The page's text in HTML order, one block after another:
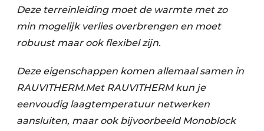
Deze terreinleiding moet de warmte met zo
min mogelijk verlies overbrengen en moet
robuust maar ook flexibel zijn.
Deze eigenschappen komen allemaal samen in
RAUVITHERM.Met RAUVITHERM kun je
eenvoudig laagtemperatuur netwerken
aansluiten, maar ook bijvoorbeeld Monoblock